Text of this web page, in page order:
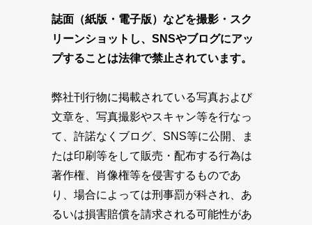
誌面（紙版・電子版）などを撮影・スク
リーンショットし、SNSやブログにアッ
プすることは法律で禁止されています。
弊社刊行物に掲載されている写真および
文章を、写真撮影やスキャン等を行なっ
て、許諾なくブログ、SNS等に公開、ま
たは印刷等をして販売・配布する行為は
著作権、肖像権等を侵害するものであ
り、場合によっては刑事罰が科され、あ
るいは損害賠償を請求される可能性があ